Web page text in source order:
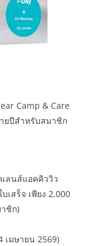
Camp & Care
ยปีสำหรับสมาชิก
ลนส์แอคคิววิว
สร็จ เพียง 2,000
ชิก)
เมษายน 2569)